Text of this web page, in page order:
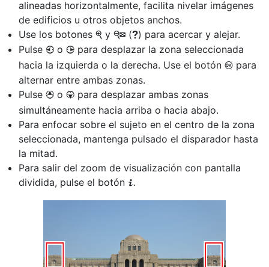
alineadas horizontalmente, facilita nivelar imágenes
de edificios u otros objetos anchos.
Use los botones X y W (Q) para acercar y alejar.
Pulse 4 o 2 para desplazar la zona seleccionada
hacia la izquierda o la derecha. Use el botón J para
alternar entre ambas zonas.
Pulse 1 o 3 para desplazar ambas zonas
simultáneamente hacia arriba o hacia abajo.
Para enfocar sobre el sujeto en el centro de la zona
seleccionada, mantenga pulsado el disparador hasta
la mitad.
Para salir del zoom de visualización con pantalla
dividida, pulse el botón i.